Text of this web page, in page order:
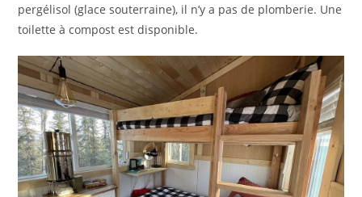
pergélisol (glace souterraine), il n’y a pas de plomberie. Une
toilette à compost est disponible.